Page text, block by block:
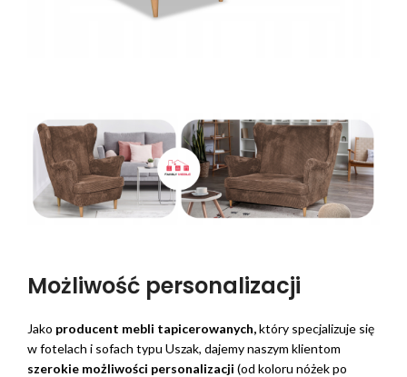
Możliwość personalizacji
Jako producent mebli tapicerowanych,który specjalizuje się
w fotelach i sofach typu Uszak, dajemy naszym klientom
szerokie możliwości personalizacji (od koloru nóżek po